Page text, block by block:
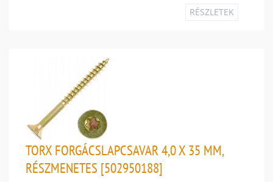
RÉSZLETEK
TORX FORGÁCSLAPCSAVAR 4,0 X 35 MM,
RÉSZMENETES [502950188]